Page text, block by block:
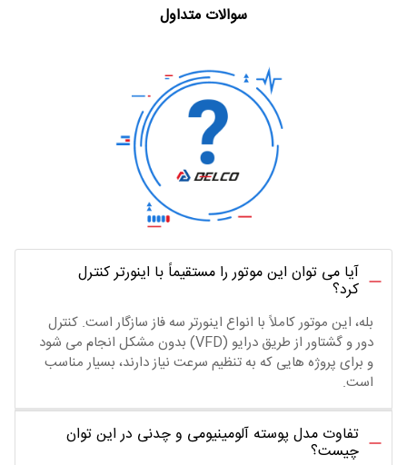
سوالات متداول
آیا می‌ توان این موتور را مستقیماً با اینورتر کنترل
کرد؟
بله، این موتور کاملاً با انواع اینورتر سه فاز سازگار است. کنترل
دور و گشتاور از طریق درایو (VFD) بدون مشکل انجام می‌ شود
و برای پروژه‌ هایی که به تنظیم سرعت نیاز دارند، بسیار مناسب
است.
تفاوت مدل پوسته آلومینیومی و چدنی در این توان
چیست؟